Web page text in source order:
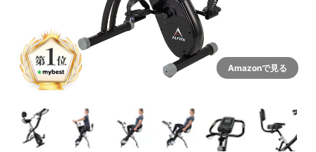
Amazonで見る